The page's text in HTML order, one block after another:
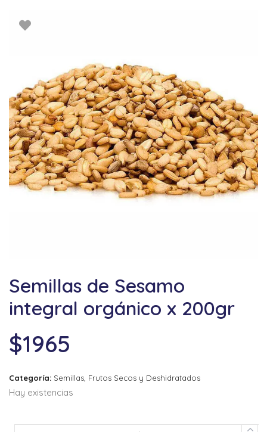
Semillas de Sesamo
integral orgánico x 200gr
$1965
Categoría: Semillas, Frutos Secos y Deshidratados
Hay existencias